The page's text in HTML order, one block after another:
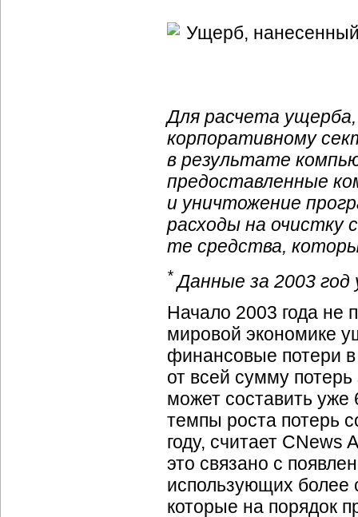
Для расчета ущерба,
корпоративному
в результате
предоставленные
и уничтожение
расходы на очистку
те средства,
* Данные за 2003
Начало 2003 года не
мировой экономике
финансовые потери
от всей сумму
может составить
темпы роста потерь
году, считает CNews
это связано с
использующих
которые на порядок